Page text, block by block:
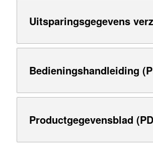
Uitsparingsgegevens
Bedieningshandleiding
Productgegevensblad